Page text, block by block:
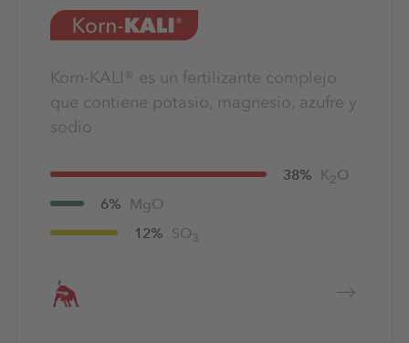
Korn-KALI® es un fertilizante complejo
que contiene potasio, magnesio, azufre y
sodio
38% K2O
6%
MgO
12% SO3